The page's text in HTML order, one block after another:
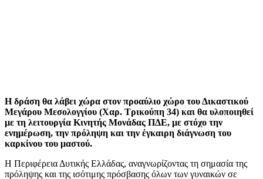
Η δράση θα λάβει χώρα στον προαύλιο χώρο του Δικαστικού
Μεγάρου Μεσολογγίου (Χαρ. Τρικούπη 34) και θα υλοποιηθεί
με τη λειτουργία Κινητής Μονάδας ΠΔΕ, με στόχο την
ενημέρωση, την πρόληψη και την έγκαιρη διάγνωση του
καρκίνου του μαστού.
Η Περιφέρεια Δυτικής Ελλάδας, αναγνωρίζοντας τη σημασία της
πρόληψης και της ισότιμης πρόσβασης όλων των γυναικών σε